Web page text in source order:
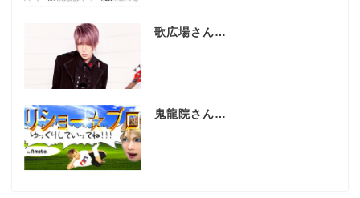
歌広場さん…
鬼龍院さん…